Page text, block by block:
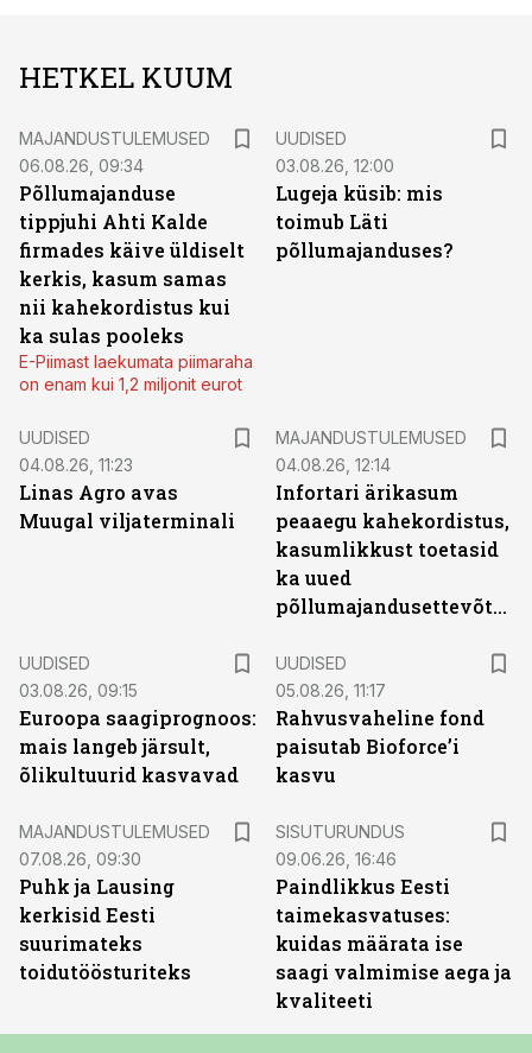
HETKEL KUUM
MAJANDUSTULEMUSED
06.08.26, 09:34
Põllumajanduse
tippjuhi Ahti Kalde
firmades käive üldiselt
kerkis, kasum samas
nii kahekordistus kui
ka sulas pooleks
E-Piimast laekumata piimaraha
on enam kui 1,2 miljonit eurot
UUDISED
03.08.26, 12:00
Lugeja küsib: mis
toimub Läti
põllumajanduses?
UUDISED
04.08.26, 11:23
Linas Agro avas
Muugal viljaterminali
MAJANDUSTULEMUSED
04.08.26, 12:14
Infortari ärikasum
peaaegu kahekordistus,
kasumlikkust toetasid
ka uued
põllumajandusettevõtted
UUDISED
03.08.26, 09:15
Euroopa saagiprognoos:
mais langeb järsult,
õlikultuurid kasvavad
UUDISED
05.08.26, 11:17
Rahvusvaheline fond
paisutab Bioforce’i
kasvu
MAJANDUSTULEMUSED
07.08.26, 09:30
Puhk ja Lausing
kerkisid Eesti
suurimateks
toidutöösturiteks
SISUTURUNDUS
09.06.26, 16:46
Paindlikkus Eesti
taimekasvatuses:
kuidas määrata ise
saagi valmimise aega ja
kvaliteeti